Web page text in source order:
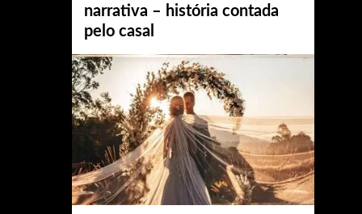
narrativa – história contada
pelo casal